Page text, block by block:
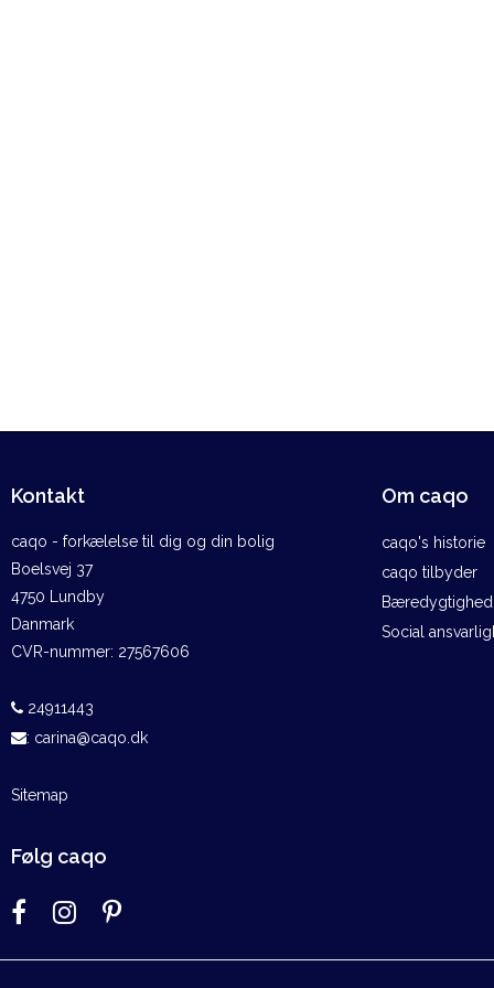
Kontakt
caqo - forkælelse til dig og din bolig
Boelsvej 37
4750 Lundby
Danmark
CVR-nummer: 27567606
24911443
: carina@caqo.dk
Sitemap
Følg caqo
Om caqo
caqo's historie
caqo tilbyder
Social